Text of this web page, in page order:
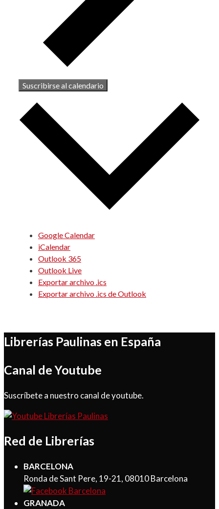
Suscribirse al calendario
Google Calendar
iCalendar
Outlook 365
Outlook Live
Exportar archivo .ics
Exportar archivo .ics de Outlook
Librerías Paulinas en España
Canal de Youtube
Suscríbete a nuestro canal de youtube.
Red de Librerías
BARCELONA
Ronda de Sant Pere, 19-21, 08010 Barcelona
GRANADA